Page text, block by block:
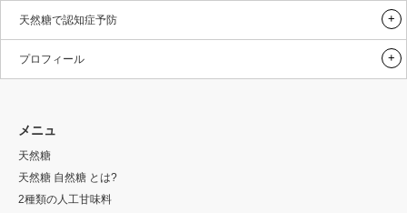
天然糖で認知症予防
プロフィール
メニュ
天然糖
天然糖 自然糖 とは?
2種類の人工甘味料